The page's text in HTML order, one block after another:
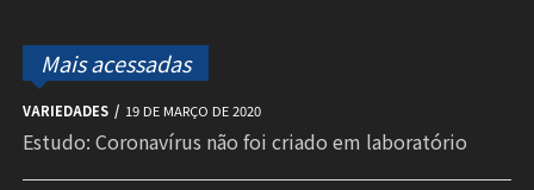
Mais acessadas
VARIEDADES 19 DE MARÇO DE 2020
Estudo: Coronavírus não foi criado em laboratório